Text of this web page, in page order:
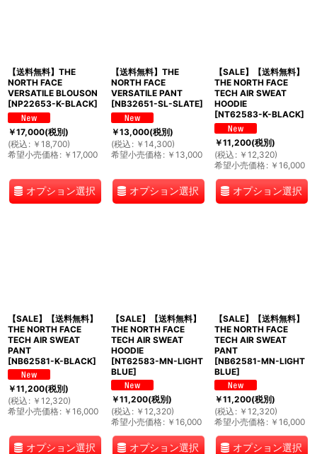
【送料無料】THE
NORTH FACE
VERSATILE BLOUSON
[NP22653-K-BLACK]
￥17,000(税別)
(税込 : ￥ 18,700)
希望小売価格: ￥ 17,000
オプション選択
【送料無料】THE
NORTH FACE
VERSATILE PANT
[NB32651-SL-SLATE]
￥13,000(税別)
(税込 : ￥ 14,300)
希望小売価格: ￥ 13,000
オプション選択
【SALE】【送料無料】
THE NORTH FACE
TECH AIR SWEAT
HOODIE
[NT62583-K-BLACK]
￥11,200(税別)
(税込 : ￥ 12,320)
希望小売価格: ￥ 16,000
オプション選択
【SALE】【送料無料】
THE NORTH FACE
TECH AIR SWEAT
PANT
[NB62581-K-BLACK]
￥11,200(税別)
(税込 : ￥ 12,320)
希望小売価格: ￥ 16,000
オプション選択
【SALE】【送料無料】
THE NORTH FACE
TECH AIR SWEAT
HOODIE
[NT62583-MN-LIGHT
BLUE]
￥11,200(税別)
(税込 : ￥ 12,320)
希望小売価格: ￥ 16,000
オプション選択
【SALE】【送料無料】
THE NORTH FACE
TECH AIR SWEAT
PANT
[NB62581-MN-LIGHT
BLUE]
￥11,200(税別)
(税込 : ￥ 12,320)
希望小売価格: ￥ 16,000
オプション選択